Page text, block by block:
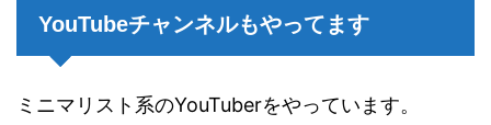
YouTubeチャンネルもやってます
ミニマリスト系のYouTuberをやっています。